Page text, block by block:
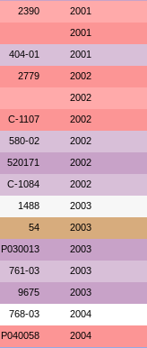
2390 2001
2001
404-01 2001
2779 2002
2002
C-1107 2002
580-02 2002
520171 2002
C-1084 2002
1488 2003
54 2003
P030013 2003
761-03 2003
9675 2003
768-03 2004
P040058 2004